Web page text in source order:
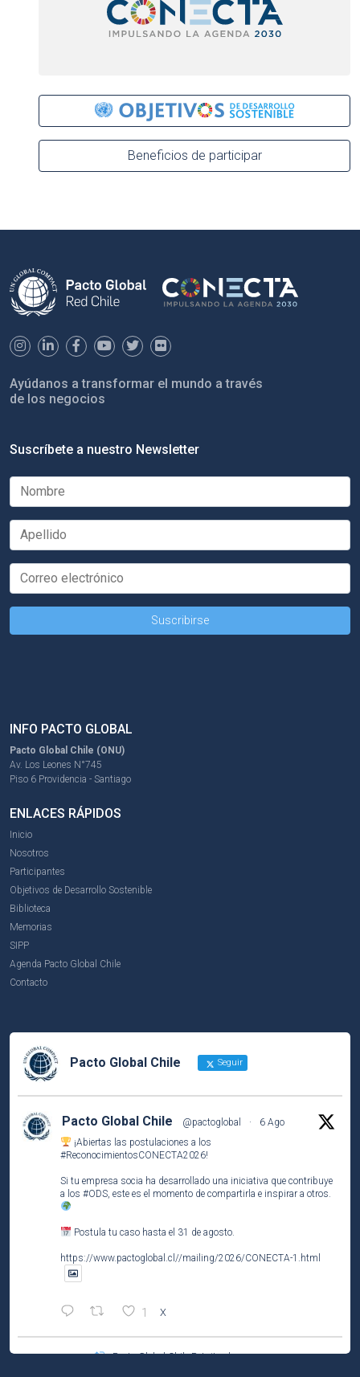
Beneficios de participar
Ayúdanos a transformar el mundo a través
de los negocios
Suscríbete a nuestro Newsletter
INFO PACTO GLOBAL
Pacto Global Chile (ONU)
Av. Los Leones N°745
Piso 6 Providencia - Santiago
ENLACES RÁPIDOS
Inicio
Nosotros
Participantes
Objetivos de Desarrollo Sostenible
Biblioteca
Memorias
SIPP
Agenda Pacto Global Chile
Contacto
Pacto Global Chile Seguir
Pacto Global Chile @pactoglobal ·
6 Ago
¡Abiertas las postulaciones a los
#ReconocimientosCONECTA2026!
Si tu empresa socia ha desarrollado una iniciativa que contribuye
a los #ODS , este es el momento de compartirla e inspirar a otros.
Postula tu caso hasta el 31 de agosto.
https://www.pactoglobal.cl//mailing/2026/CONECTA-1.html
1 X
Pacto Global Chile Retuiteado